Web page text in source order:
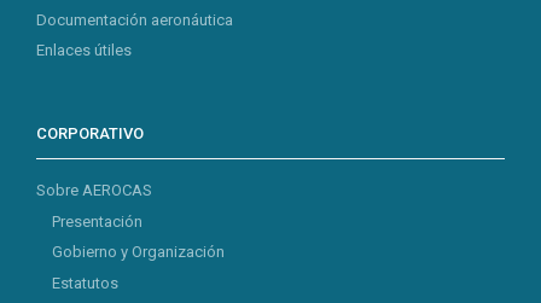
Documentación aeronáutica
Enlaces útiles
CORPORATIVO
Sobre AEROCAS
Presentación
Gobierno y Organización
Estatutos